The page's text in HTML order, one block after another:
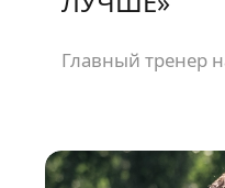
Главный тренер